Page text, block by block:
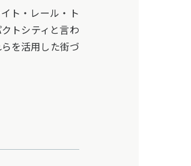
ト・レール・ト
トシティと言わ
を活用した街づ